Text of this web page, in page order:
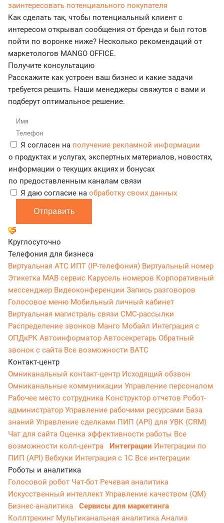
заинтересовать потенциального покупателя
Как сделать так, чтобы потенциальный клиент с
интересом открывал сообщения от бренда и был готов
пойти по воронке ниже? Несколько рекомендаций от
маркетологов MANGO OFFICE.
Получите консультацию
Расскажите как устроен ваш бизнес и какие задачи
требуется решить. Наши менеджеры свяжутся с вами и
подберут оптимальное решение.
Я согласен на получение рекламной информации
о продуктах и услугах, экспертных материалов, новостях,
информации о текущих акциях и бонусах
по предоставленным каналам связи
Я даю согласие на обработку своих данных
Отправить
Круглосуточно
Телефония для бизнеса
Виртуальная АТС ИПТ (IP-телефония) Виртуальный номер
Этикетка МАВ сервис Карусель номеров Корпоративный
мессенджер Видеоконференции Запись разговоров
Голосовое меню Мобильный личный кабинет
Виртуальная магистраль связи СМС-рассылки
Распределение звонков Манго Мобайл Интеграция с
ОПДкРК Автоинформатор Автосекретарь Обратный
звонок с сайта Все возможности ВАТС
Контакт-центр
Омниканальный контакт-центр Исходящий обзвон
Омниканальные коммуникации Управление персоналом
Рабочее место сотрудника Конструктор отчетов Робот-
администратор Управление рабочими ресурсами База
знаний Управление сделками ПИП (API) для УВК (CRM)
Чат для сайта Оценка эффективности работы Все
возможности колл-центра
Интеграции Интеграции по
ПИП (API) Вебхуки Интеграция с 1С Все интеграции
Роботы и аналитика
Голосовой робот Чат-бот Речевая аналитика
Искусственный интеллект Управление качеством (QM)
Бизнес-аналитика
Сервисы для маркетинга
Коллтрекинг Мультиканальная аналитика Анализ